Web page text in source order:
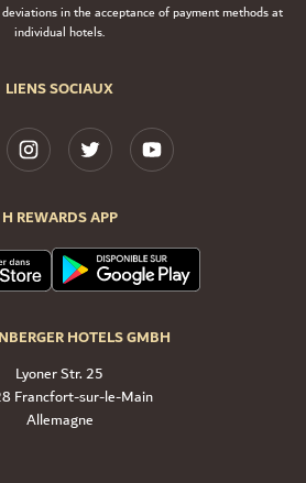
LIENS SOCIAUX
H REWARDS APP
HOTELS GMBH
Lyoner Str. 25
Francfort-sur-le-Main
Allemagne
in the acceptance of payment methods at
individual hotels.